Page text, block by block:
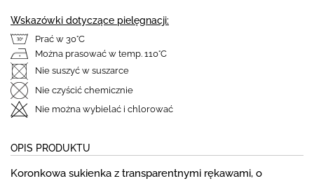
Wskazówki dotyczące pielęgnacji:
Prać w 30°C
Można prasować w temp. 110°C
Nie suszyć w suszarce
Nie czyścić chemicznie
Nie można wybielać i chlorować
OPIS PRODUKTU
Koronkowa sukienka z transparentnymi rękawami, o